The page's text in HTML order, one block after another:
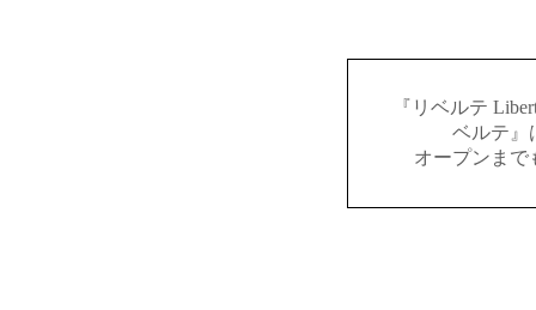
『リベルテ
ベルテ』
オープンまで